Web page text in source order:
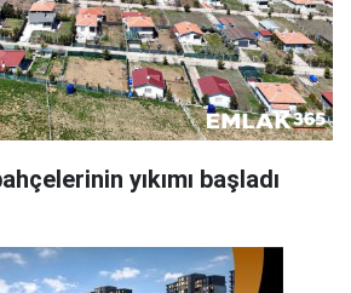
yıkımı başladı